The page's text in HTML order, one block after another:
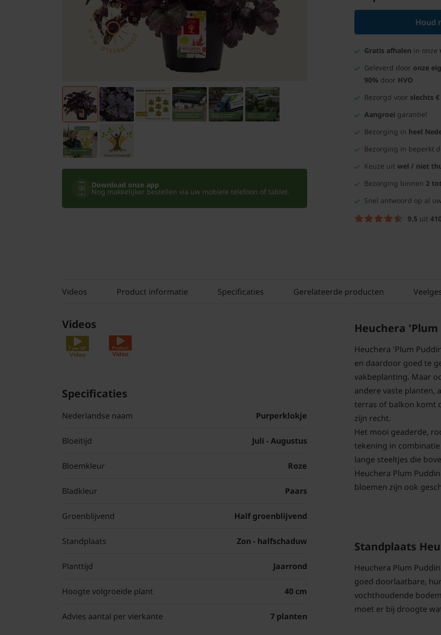
Bomen
Leibomen
Kamerplanten
Bloempotten
Download onze app
Nog makkelijker bestellen via uw mobiele telefoon of tablet.
Houd
Gratis afhalen in onze
Geleverd door onze
90% door HVO
Bezorgd voor slechts €
Aangroei garantie!
Bezorging in heel
Bezorging in beperkt
Keuze uit wel / niet
Bezorging binnen 2
Snel antwoord op al
9.5 uit
Videos Product informatie Specificaties Gerelateerde producten
Videos
Specificaties
Nederlandse naam Purperklokje
Bloeitijd Juli - Augustus
Bloemkleur Roze
Bladkleur Paars
Groenblijvend Half groenblijvend
Standplaats Zon - halfschaduw
Planttijd Jaarrond
Hoogte volgroeide plant 40 cm
Advies aantal per vierkante 7 planten
Heuchera
Heuchera 'Plum
en daardoor goed te
vakbeplanting. Maar
andere vaste planten,
terras of balkon komt
zijn recht.
Het mooi geaderde,
tekening in
lange steeltjes die
Heuchera Plum
bloemen zijn ook
Standplaats
Heuchera Plum
goed doorlaatbare,
vochthoudende
moet er bij droogte